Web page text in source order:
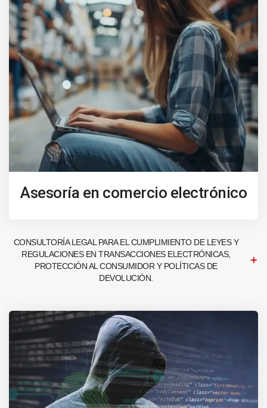
Asesoría en comercio electrónico
CONSULTORÍA LEGAL PARA EL CUMPLIMIENTO DE LEYES Y
REGULACIONES EN TRANSACCIONES ELECTRÓNICAS,
PROTECCIÓN AL CONSUMIDOR Y POLÍTICAS DE
DEVOLUCIÓN.